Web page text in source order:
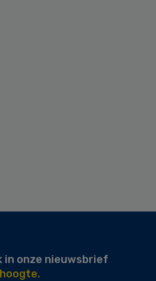
onze nieuwsbrief